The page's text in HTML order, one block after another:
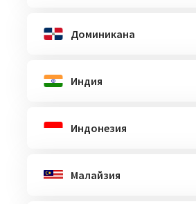
Доминикана
Индия
Индонезия
Малайзия